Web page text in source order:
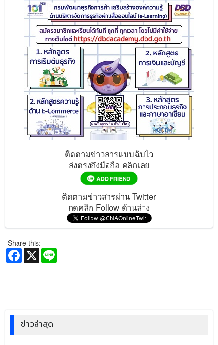
ติดตามข่าวสารแบบฉับไว
ส่งตรงถึงมือถือ คลิกเลย
ติดตามข่าวสารผ่าน Twitter
กดคลิก Follow ด้านล่าง
Share this:
Facebook
X
ข่าวล่าสุด